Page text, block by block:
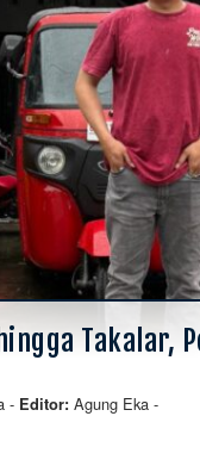
- Editor:Agung Eka -